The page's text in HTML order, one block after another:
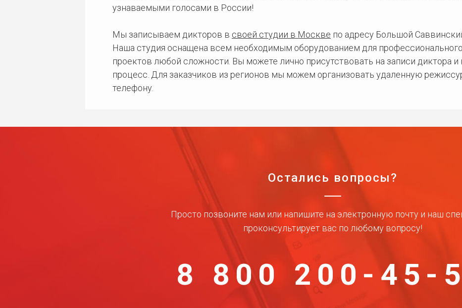
узнаваемыми голосами в России!
Мы записываем дикторов в своей студии в Москве по адресу Большой
Наша студия оснащена всем необходимым оборудованием для
проектов любой сложности. Вы можете лично присутствовать на записи диктора и
процесс. Для заказчиков из регионов мы можем организовать удаленную
телефону.
Остались вопросы?
Просто позвоните нам или напишите на электронную почту и наш
проконсультирует вас по любому вопросу!
8 800 200-45-